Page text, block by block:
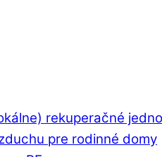
rekuperačné
pre rodinné domy